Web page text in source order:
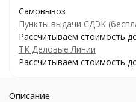
Самовывоз
Пункты выдачи СДЭК
Рассчитываем стоимость
ТК Деловые Линии
Рассчитываем стоимость
Описание